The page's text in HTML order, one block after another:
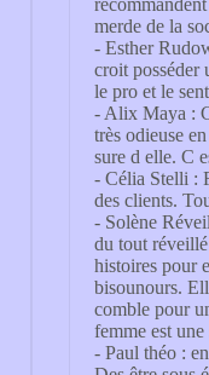
merde de la
- Esther
croit posséder
le pro et le
- Alix Maya :
très odieuse
sure d elle. C
- Célia Stelli :
des clients.
- Solène
du tout
histoires pour
bisounours.
comble pour
femme est
- Paul théo :